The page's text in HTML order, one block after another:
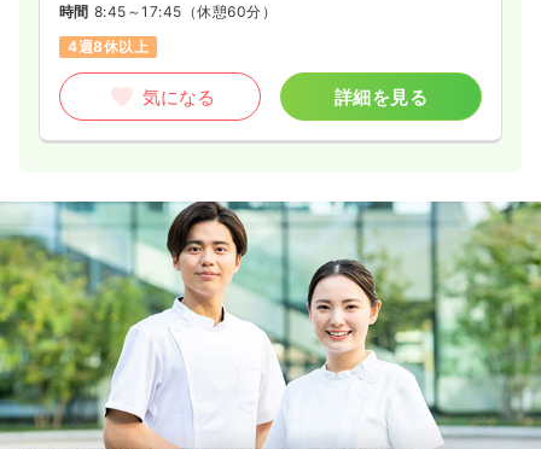
時間 8:45～17:45 （休憩60分）
4週8休以上
気になる 詳細を見る